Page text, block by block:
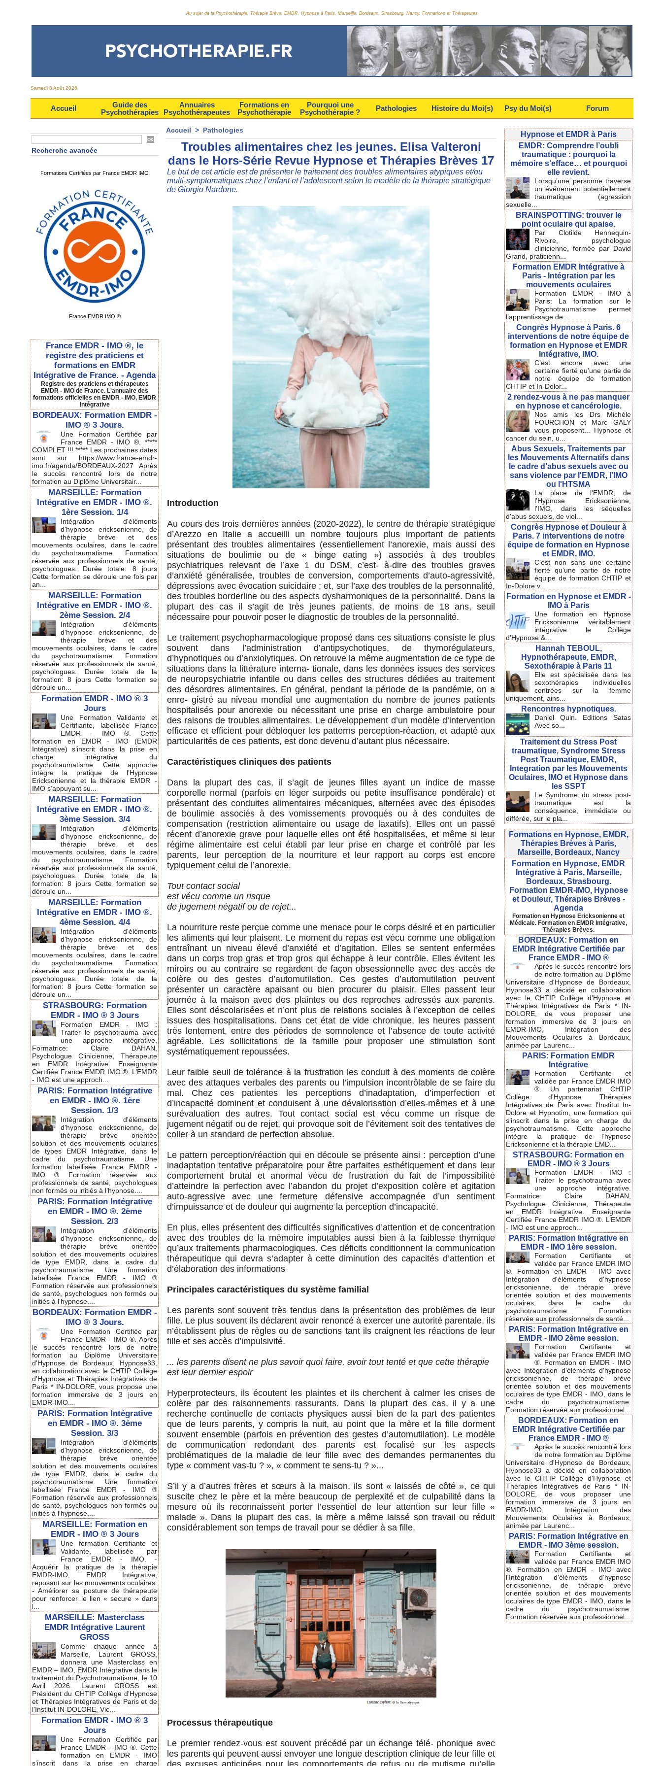
Au sujet de la Psychothérapie, Thérapie Brève, EMDR, Hypnose à Paris, Marseille, Bordeaux, Strasbourg, Nancy. Formations et Thérapeutes
Samedi 8 Août 2026
Accueil
Guide des
Psychothérapies
Annuaires
Psychothérapeutes
Formations en
Psychothérapie
Pourquoi une
Psychothérapie ?
Pathologies Histoire du Moi(s) Psy du Moi(s) Forum
Recherche avancée
Formations Certifiées par France EMDR IMO
France EMDR IMO ®
France EMDR - IMO ®, le
registre des praticiens et
formations en EMDR
Intégrative de France. - Agenda
Registre des praticiens et thérapeutes
EMDR - IMO de France. L'annuaire des
formations officielles en EMDR - IMO, EMDR
Intégrative
BORDEAUX: Formation EMDR -
IMO ® 3 Jours.
Une Formation Certifiée par
France EMDR - IMO ®. *****
COMPLET !!! ***** Les prochaines dates
sont sur https://www.france-emdr-
imo.fr/agenda/BORDEAUX-2027 Après
le succès rencontré lors de notre
formation au Diplôme Universitair...
MARSEILLE: Formation
Intégrative en EMDR - IMO ®.
1ère Session. 1/4
Intégration d'éléments
d'hypnose ericksonienne, de
thérapie brève et des
mouvements oculaires, dans le cadre
du psychotraumatisme. Formation
réservée aux professionnels de santé,
psychologues. Durée totale: 8 jours
Cette formation se déroule une fois par
an...
MARSEILLE: Formation
Intégrative en EMDR - IMO ®.
2ème Session. 2/4
Intégration d'éléments
d'hypnose ericksonienne, de
thérapie brève et des
mouvements oculaires, dans le cadre
du psychotraumatisme. Formation
réservée aux professionnels de santé,
psychologues. Durée totale de la
formation: 8 jours Cette formation se
déroule un...
Formation EMDR - IMO ® 3
Jours
Une Formation Validante et
Certifiante, labellisée France
EMDR - IMO ®. Cette
formation en EMDR - IMO (EMDR
Intégrative) s’inscrit dans la prise en
charge intégrative du
psychotraumatisme. Cette approche
intègre la pratique de l’Hypnose
Ericksonienne et la thérapie EMDR -
IMO s’appuyant su...
MARSEILLE: Formation
Intégrative en EMDR - IMO ®.
3ème Session. 3/4
Intégration d'éléments
d'hypnose ericksonienne, de
thérapie brève et des
mouvements oculaires, dans le cadre
du psychotraumatisme. Formation
réservée aux professionnels de santé,
psychologues. Durée totale de la
formation: 8 jours Cette formation se
déroule un...
MARSEILLE: Formation
Intégrative en EMDR - IMO ®.
4ème Session. 4/4
Intégration d'éléments
d'hypnose ericksonienne, de
thérapie brève et des
mouvements oculaires, dans le cadre
du psychotraumatisme. Formation
réservée aux professionnels de santé,
psychologues. Durée totale de la
formation: 8 jours Cette formation se
déroule un...
STRASBOURG: Formation
EMDR - IMO ® 3 Jours
Formation EMDR - IMO :
Traiter le psychotrauma avec
une approche intégrative.
Formatrice: Claire DAHAN,
Psychologue Clinicienne, Thérapeute
en EMDR Intégrative. Enseignante
Certifiée France EMDR IMO ®. L’EMDR
- IMO est une approch...
PARIS: Formation Intégrative
en EMDR - IMO ®. 1ère
Session. 1/3
Intégration d'éléments
d'hypnose ericksonienne, de
thérapie brève orientée
solution et des mouvements oculaires
de types EMDR Intégrative, dans le
cadre du psychotraumatisme. Une
formation labellisée France EMDR -
IMO ® Formation réservée aux
professionnels de santé, psychologues
non formés ou initiés à l’hypnose....
PARIS: Formation Intégrative
en EMDR - IMO ®. 2ème
Session. 2/3
Intégration d'éléments
d'hypnose ericksonienne, de
thérapie brève orientée
solution et des mouvements oculaires
de type EMDR, dans le cadre du
psychotraumatisme. Une formation
labellisée France EMDR - IMO ®
Formation réservée aux professionnels
de santé, psychologues non formés ou
initiés à l’hypnose....
BORDEAUX: Formation EMDR -
IMO ® 3 Jours.
Une Formation Certifiée par
France EMDR - IMO ®. Après
le succès rencontré lors de notre
formation au Diplôme Universitaire
d'Hypnose de Bordeaux, Hypnose33,
en collaboration avec le CHTIP Collège
d'Hypnose et Thérapies Intégratives de
Paris * IN-DOLORE, vous propose une
formation immersive de 3 jours en
EMDR-IMO...
PARIS: Formation Intégrative
en EMDR - IMO ®. 3ème
Session. 3/3
Intégration d'éléments
d'hypnose ericksonienne, de
thérapie brève orientée
solution et des mouvements oculaires
de type EMDR, dans le cadre du
psychotraumatisme. Une formation
labellisée France EMDR - IMO ®
Formation réservée aux professionnels
de santé, psychologues non formés ou
initiés à l’hypnose....
MARSEILLE: Formation en
EMDR - IMO ® 3 Jours
Une formation Certifiante et
Validante, labellisée par
France EMDR - IMO. -
Acquérir la pratique de la thérapie
EMDR-IMO, EMDR Intégrative,
reposant sur les mouvements oculaires.
- Améliorer sa posture de thérapeute
pour renforcer le lien « secure » dans
l...
MARSEILLE: Masterclass
EMDR Intégrative Laurent
GROSS
Comme chaque année à
Marseille, Laurent GROSS,
donnera une Masterclass en
EMDR – IMO, EMDR Intégrative dans le
traitement du Psychotraumatisme, le 10
Avril 2026. Laurent GROSS est
Président du CHTIP Collège d’Hypnose
et Thérapies Intégratives de Paris et de
l'Institut IN-DOLORE, Vic...
Formation EMDR - IMO ® 3
Jours
Une Formation Certifiée par
France EMDR - IMO ®. Cette
formation en EMDR - IMO
s’inscrit dans la prise en charge
Accueil > Pathologies
Troubles alimentaires chez les jeunes. Elisa Valteroni
dans le Hors-Série Revue Hypnose et Thérapies Brèves 17
Le but de cet article est de présenter le traitement des troubles alimentaires atypiques et/ou
multi-symptomatiques chez l’enfant et l’adolescent selon le modèle de la thérapie stratégique
de Giorgio Nardone.
Introduction
Au cours des trois dernières années (2020-2022), le centre de thérapie stratégique
d’Arezzo en Italie a accueilli un nombre toujours plus important de patients
présentant des troubles alimentaires (essentiellement l’anorexie, mais aussi des
situations de boulimie ou de « binge eating ») associés à des troubles
psychiatriques relevant de l’axe 1 du DSM, c’est- à-dire des troubles graves
d’anxiété généralisée, troubles de conversion, comportements d’auto-agressivité,
dépressions avec évocation suicidaire ; et, sur l’axe des troubles de la personnalité,
des troubles borderline ou des aspects dysharmoniques de la personnalité. Dans la
plupart des cas il s’agit de très jeunes patients, de moins de 18 ans, seuil
nécessaire pour pouvoir poser le diagnostic de troubles de la personnalité.
Le traitement psychopharmacologique proposé dans ces situations consiste le plus
souvent dans l’administration d’antipsychotiques, de thymorégulateurs,
d’hypnotiques ou d’anxiolytiques. On retrouve la même augmentation de ce type de
situations dans la littérature interna- tionale, dans les données issues des services
de neuropsychiatrie infantile ou dans celles des structures dédiées au traitement
des désordres alimentaires. En général, pendant la période de la pandémie, on a
enre- gistré au niveau mondial une augmentation du nombre de jeunes patients
hospitalisés pour anorexie ou nécessitant une prise en charge ambulatoire pour
des raisons de troubles alimentaires. Le développement d’un modèle d’intervention
efficace et efficient pour débloquer les patterns perception-réaction, et adapté aux
particularités de ces patients, est donc devenu d’autant plus nécessaire.
Caractéristiques cliniques des patients
Dans la plupart des cas, il s’agit de jeunes filles ayant un indice de masse
corporelle normal (parfois en léger surpoids ou petite insuffisance pondérale) et
présentant des conduites alimentaires mécaniques, alternées avec des épisodes
de boulimie associés à des vomissements provoqués ou à des conduites de
compensation (restriction alimentaire ou usage de laxatifs). Elles ont un passé
récent d’anorexie grave pour laquelle elles ont été hospitalisées, et même si leur
régime alimentaire est celui établi par leur prise en charge et contrôlé par les
parents, leur perception de la nourriture et leur rapport au corps est encore
typiquement celui de l’anorexie.
Tout contact social
est vécu comme un risque
de jugement négatif ou de rejet...
La nourriture reste perçue comme une menace pour le corps désiré et en particulier
les aliments qui leur plaisent. Le moment du repas est vécu comme une obligation
entraînant un niveau élevé d’anxiété et d’agitation. Elles se sentent enfermées
dans un corps trop gras et trop gros qui échappe à leur contrôle. Elles évitent les
miroirs ou au contraire se regardent de façon obsessionnelle avec des accès de
colère ou des gestes d’automutilation. Ces gestes d’automutilation peuvent
présenter un caractère apaisant ou bien procurer du plaisir. Elles passent leur
journée à la maison avec des plaintes ou des reproches adressés aux parents.
Elles sont déscolarisées et n’ont plus de relations sociales à l’exception de celles
issues des hospitalisations. Dans cet état de vide chronique, les heures passent
très lentement, entre des périodes de somnolence et l’absence de toute activité
agréable. Les sollicitations de la famille pour proposer une stimulation sont
systématiquement repoussées.
Leur faible seuil de tolérance à la frustration les conduit à des moments de colère
avec des attaques verbales des parents ou l’impulsion incontrôlable de se faire du
mal. Chez ces patientes les perceptions d’inadaptation, d’imperfection et
d’incapacité dominent et conduisent à une dévalorisation d’elles-mêmes et à une
surévaluation des autres. Tout contact social est vécu comme un risque de
jugement négatif ou de rejet, qui provoque soit de l’évitement soit des tentatives de
coller à un standard de perfection absolue.
Le pattern perception/réaction qui en découle se présente ainsi : perception d’une
inadaptation tentative préparatoire pour être parfaites esthétiquement et dans leur
comportement brutal et anormal vécu de frustration du fait de l’impossibilité
d’atteindre la perfection avec l’abandon du projet d’exposition colère et agitation
auto-agressive avec une fermeture défensive accompagnée d’un sentiment
d’impuissance et de douleur qui augmente la perception d’incapacité.
En plus, elles présentent des difficultés significatives d’attention et de concentration
avec des troubles de la mémoire imputables aussi bien à la faiblesse thymique
qu’aux traitements pharmacologiques. Ces déficits conditionnent la communication
thérapeutique qui devra s’adapter à cette diminution des capacités d’attention et
d’élaboration des informations
Principales caractéristiques du système familial
Les parents sont souvent très tendus dans la présentation des problèmes de leur
fille. Le plus souvent ils déclarent avoir renoncé à exercer une autorité parentale, ils
n’établissent plus de règles ou de sanctions tant ils craignent les réactions de leur
fille et ses accès d’impulsivité.
... les parents disent ne plus savoir quoi faire, avoir tout tenté et que cette thérapie
est leur dernier espoir
Hyperprotecteurs, ils écoutent les plaintes et ils cherchent à calmer les crises de
colère par des raisonnements rassurants. Dans la plupart des cas, il y a une
recherche continuelle de contacts physiques aussi bien de la part des patientes
que de leurs parents, y compris la nuit, au point que la mère et la fille dorment
souvent ensemble (parfois en prévention des gestes d’automutilation). Le modèle
de communication redondant des parents est focalisé sur les aspects
problématiques de la maladie de leur fille avec des demandes permanentes du
type « comment vas-tu ? », « comment te sens-tu ? »...
S’il y a d’autres frères et sœurs à la maison, ils sont « laissés de côté », ce qui
suscite chez le père et la mère beaucoup de perplexité et de culpabilité dans la
mesure où ils reconnaissent porter l’essentiel de leur attention sur leur fille «
malade ». Dans la plupart des cas, la mère a même laissé son travail ou réduit
considérablement son temps de travail pour se dédier à sa fille.
Processus thérapeutique
Le premier rendez-vous est souvent précédé par un échange télé- phonique avec
les parents qui peuvent aussi envoyer une longue description clinique de leur fille et
Hypnose et EMDR à Paris
EMDR: Comprendre l’oubli
traumatique : pourquoi la
mémoire s’efface… et pourquoi
elle revient.
Lorsqu’une personne traverse
un événement potentiellement
traumatique (agression
sexuelle...
BRAINSPOTTING: trouver le
point oculaire qui apaise.
Par Clotilde Hennequin-
Rivoire, psychologue
clinicienne, formée par David
Grand, praticienn...
Formation EMDR Intégrative à
Paris - Intégration par les
mouvements oculaires
Formation EMDR - IMO à
Paris: La formation sur le
Psychotraumatisme permet
l’apprentissage de...
Congrès Hypnose à Paris. 6
interventions de notre équipe de
formation en Hypnose et EMDR
Intégrative, IMO.
C’est encore avec une
certaine fierté qu’une partie de
notre équipe de formation
CHTIP et In-Dolor...
2 rendez-vous à ne pas manquer
en hypnose et cancérologie.
Nos amis les Drs Michèle
FOURCHON et Marc GALY
vous proposent... Hypnose et
cancer du sein, u...
Abus Sexuels, Traitements par
les Mouvements Alternatifs dans
le cadre d’abus sexuels avec ou
sans violence par l'EMDR, l'IMO
ou l'HTSMA
La place de l'EMDR, de
l'Hypnose Ericksonienne,
l'IMO, dans les séquelles
d'abus sexuels, de viol...
Congrès Hypnose et Douleur à
Paris. 7 interventions de notre
équipe de formation en Hypnose
et EMDR, IMO.
C’est non sans une certaine
fierté qu’une partie de notre
équipe de formation CHTIP et
In-Dolore v...
Formation en Hypnose et EMDR -
IMO à Paris
Une formation en Hypnose
Ericksonienne véritablement
intégrative: le Collège
d'Hypnose &...
Hannah TEBOUL,
Hypnothérapeute, EMDR,
Sexothérapie à Paris 11
Elle est spécialisée dans les
sexothérapies individuelles
centrées sur la femme
uniquement, ains...
Rencontres hypnotiques.
Daniel Quin. Editions Satas
Avec so...
Traitement du Stress Post
traumatique, Syndrome Stress
Post Traumatique, EMDR,
Integration par les Mouvements
Oculaires, IMO et Hypnose dans
les SSPT
Le Syndrome du stress post-
traumatique est la
conséquence, immédiate ou
différée, sur le pla...
Formations en Hypnose, EMDR,
Thérapies Brèves à Paris,
Marseille, Bordeaux, Nancy
Formation en Hypnose, EMDR
Intégrative à Paris, Marseille,
Bordeaux, Strasbourg.
Formation EMDR-IMO, Hypnose
et Douleur, Thérapies Brèves -
Agenda
Formation en Hypnose Ericksonienne et
Médicale. Formation en EMDR Intégrative,
Thérapies Brèves.
BORDEAUX: Formation en
EMDR Intégrative Certifiée par
France EMDR - IMO ®
Après le succès rencontré lors
de notre formation au Diplôme
Universitaire d'Hypnose de Bordeaux,
Hypnose33 a décidé en collaboration
avec le CHTIP Collège d'Hypnose et
Thérapies Intégratives de Paris * IN-
DOLORE, de vous proposer une
formation immersive de 3 jours en
EMDR-IMO, Intégration des
Mouvements Oculaires à Bordeaux,
animée par Laurenc...
PARIS: Formation EMDR
Intégrative
Formation Certifiante et
validée par France EMDR IMO
®. Un partenariat CHTIP
Collège d'Hypnose Thérapies
Intégratives de Paris avec l'Institut In-
Dolore et Hypnotim, une formation qui
s’inscrit dans la prise en charge du
psychotraumatisme. Cette approche
intègre la pratique de l’hypnose
Ericksonienne et la thérapie EMD...
STRASBOURG: Formation en
EMDR - IMO ® 3 Jours
Formation EMDR - IMO :
Traiter le psychotrauma avec
une approche intégrative.
Formatrice: Claire DAHAN,
Psychologue Clinicienne, Thérapeute
en EMDR Intégrative. Enseignante
Certifiée France EMDR IMO ®. L’EMDR
- IMO est une approch...
PARIS: Formation Intégrative en
EMDR - IMO 1ère session.
Formation Certifiante et
validée par France EMDR IMO
®. Formation en EMDR - IMO avec
Intégration d'éléments d'hypnose
ericksonienne, de thérapie brève
orientée solution et des mouvements
oculaires, dans le cadre du
psychotraumatisme. Formation
réservée aux professionnels de santé...
PARIS: Formation Intégrative en
EMDR - IMO 2ème session.
Formation Certifiante et
validée par France EMDR IMO
®. Formation en EMDR - IMO
avec Intégration d'éléments d'hypnose
ericksonienne, de thérapie brève
orientée solution et des mouvements
oculaires de type EMDR - IMO, dans le
cadre du psychotraumatisme.
Formation réservée aux professionnel...
BORDEAUX: Formation en
EMDR Intégrative Certifiée par
France EMDR - IMO ®
Après le succès rencontré lors
de notre formation au Diplôme
Universitaire d'Hypnose de Bordeaux,
Hypnose33 a décidé en collaboration
avec le CHTIP Collège d'Hypnose et
Thérapies Intégratives de Paris * IN-
DOLORE, de vous proposer une
formation immersive de 3 jours en
EMDR-IMO, Intégration des
Mouvements Oculaires à Bordeaux,
animée par Laurenc...
PARIS: Formation Intégrative en
EMDR - IMO 3ème session.
Formation Certifiante et
validée par France EMDR IMO
®. Formation en EMDR - IMO avec
l'Intégration d'éléments d'hypnose
ericksonienne, de thérapie brève
orientée solution et des mouvements
oculaires de type EMDR - IMO, dans le
cadre du psychotraumatisme.
Formation réservée aux professionnel...